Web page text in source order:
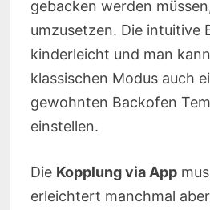
gebacken werden
umzusetzen. Die intuitive
kinderleicht und man
klassischen Modus auch
gewohnten Backofen
einstellen.
Die Kopplung via App
erleichtert manchmal